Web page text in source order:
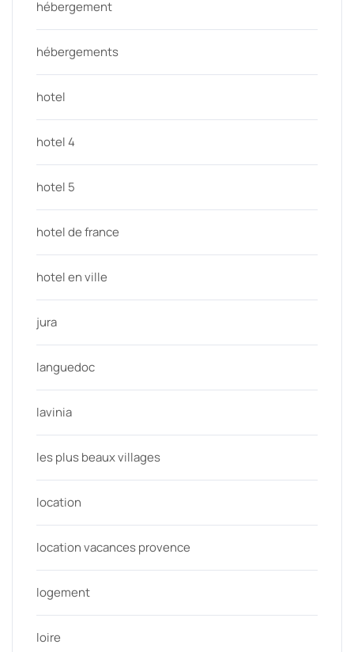
hébergement
hébergements
hotel
hotel 4
hotel 5
hotel de france
hotel en ville
jura
languedoc
lavinia
les plus beaux villages
location
location vacances provence
logement
loire